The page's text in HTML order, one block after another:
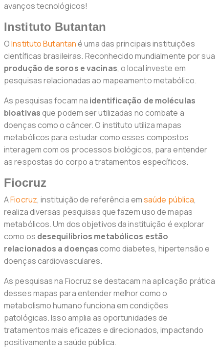
avanços tecnológicos!
Instituto Butantan
OInstituto Butantané uma das principais instituições
científicas brasileiras. Reconhecido mundialmente por sua
produção de soros e vacinas, o local investe em
pesquisas relacionadas ao mapeamento metabólico.
As pesquisas focam na identificação de moléculas
bioativasque podem ser utilizadas no combate a
doenças como o câncer. O instituto utiliza mapas
metabólicos para estudar como esses compostos
interagem com os processos biológicos, para entender
as respostas do corpo a tratamentos específicos.
Fiocruz
AFiocruz, instituição de referência emsaúde pública,
realiza diversas pesquisas que fazem uso de mapas
metabólicos. Um dos objetivos da instituição é explorar
como os desequilíbrios metabólicos estão
relacionados a doençascomo diabetes, hipertensão e
doenças cardiovasculares.
As pesquisas na Fiocruz se destacam na aplicação prática
desses mapas para entender melhor como o
metabolismo humano funciona em condições
patológicas. Isso amplia as oportunidades de
tratamentos mais eficazes e direcionados, impactando
positivamente a saúde pública.